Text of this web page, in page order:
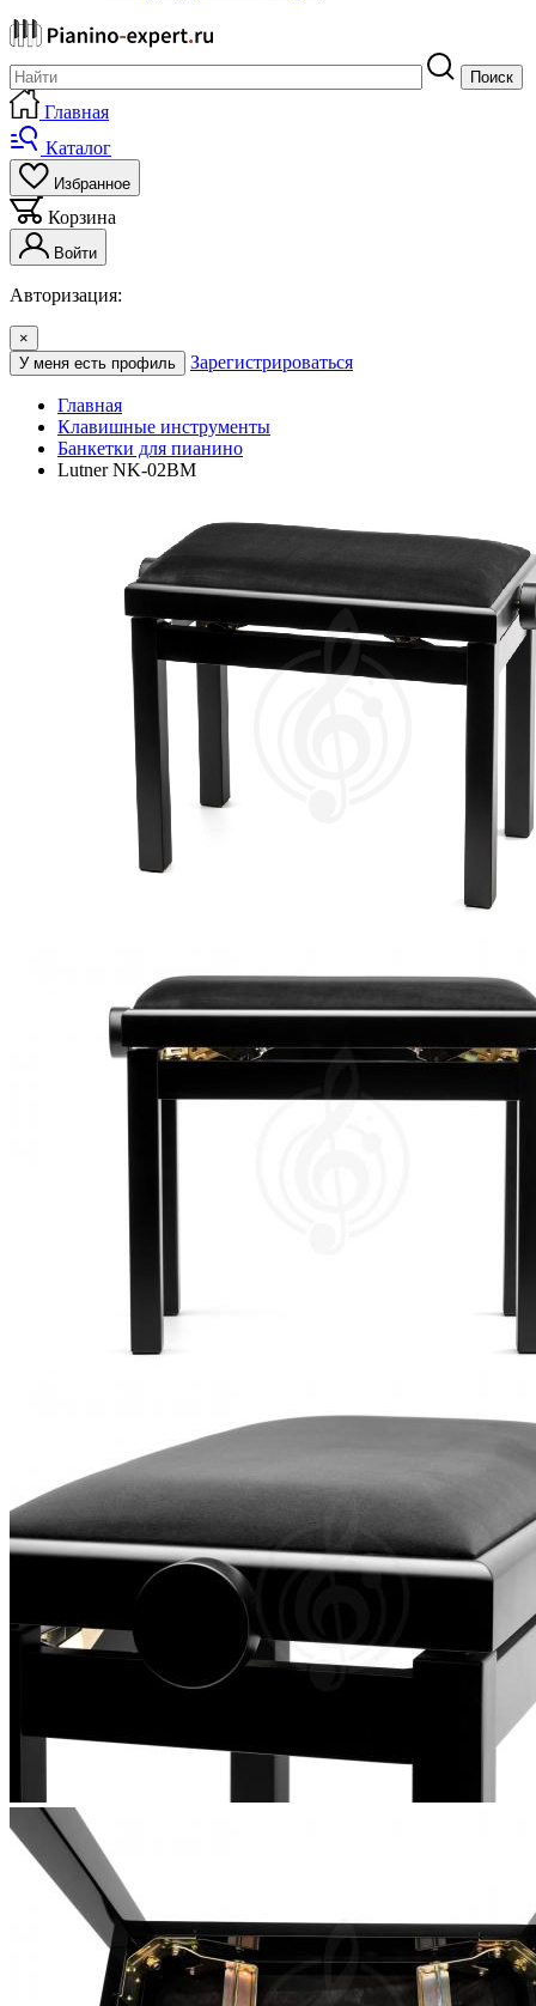
Поиск
Главная
Каталог
Избранное
Корзина
Войти
Авторизация:
×
У меня есть профиль
Зарегистрироваться
Главная
Клавишные инструменты
Банкетки для пианино
Lutner NK-02BM